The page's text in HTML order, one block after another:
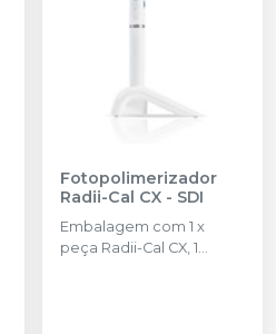
Fotopolimerizador
Radii-Cal CX - SDI
Embalagem com 1 x
peça Radii-Cal CX, 1